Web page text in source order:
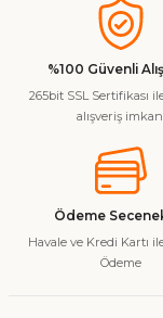
konularda
kullanarak
Görüş ve
Ürün resmi
Ürün
Ürün fiyatı diğer
%100 Güvenli
265bit SSL Sertifikası
alışveriş
Ödeme
Havale ve Kredi Kartı
Ödeme